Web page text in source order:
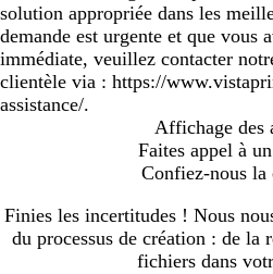
solution appropriée dans les
demande est urgente et que vous
immédiate, veuillez contacter
clientèle via : https://
assistance/.
Affichage des
Faites appel à
Confiez-nous la
Finies les incertitudes ! Nous
du processus de création : de
fichiers dans